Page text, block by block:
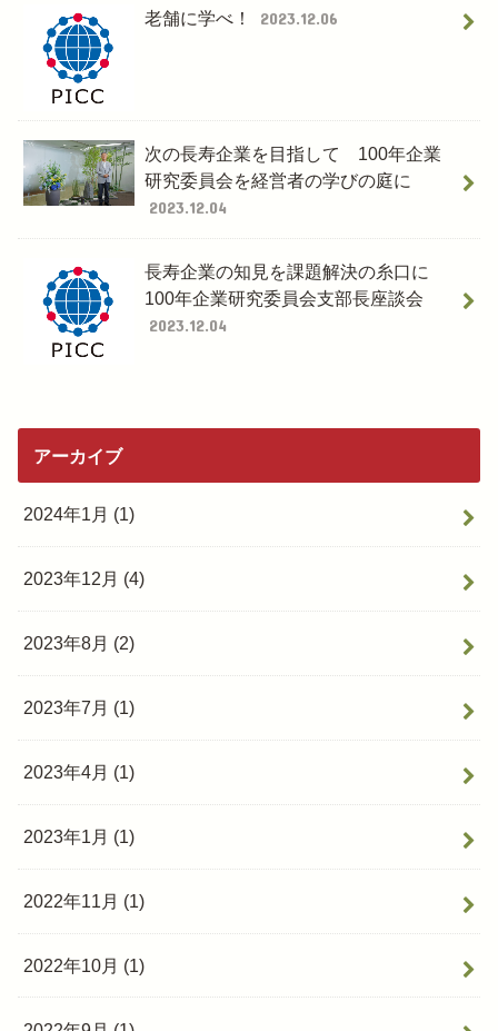
老舗に学べ！ 2023.12.06
次の長寿企業を目指して 100年企業
研究委員会を経営者の学びの庭に
2023.12.04
長寿企業の知見を課題解決の糸口に
100年企業研究委員会支部長座談会
2023.12.04
アーカイブ
2024年1月 (1)
2023年12月 (4)
2023年8月 (2)
2023年7月 (1)
2023年4月 (1)
2023年1月 (1)
2022年11月 (1)
2022年10月 (1)